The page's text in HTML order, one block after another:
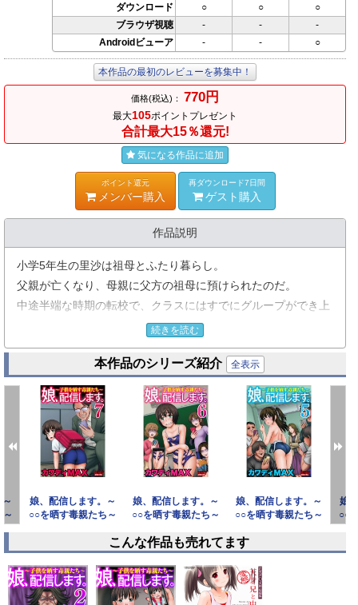
ダウンロード ○ ○
○
ブラウザ視聴
- -
-
Androidビューア
- - ○
本作品の最初のレビューを募集中！
価格(税込)： 770円
最大105ポイントプレゼント
合計最大15％還元!
気になる作品に追加
ポイント還元
メンバー購入
再ダウンロード7日間
ゲスト購入
作品説明
小学5年生の里沙は祖母とふたり暮らし。
父親が亡くなり、母親に父方の祖母に預けられたのだ。
中途半端な時期の転校で、クラスにはすでにグループができ上
がっており、クラスにうまくなじめない里沙。
そんな中、クラスの一軍女子である向井たちは、動画配信を楽
登録者数1000人を超えるも再生数も登録者数も頭打ち。
そんな中、向井は動画にセクシー要素を入れることを検討し、
その担当を探していた！
続きを読む
本作品のシリーズ紹介 全表示
～
娘、配信します。～
○○を晒す毒親たち～
娘、配信します。～
○○を晒す毒親たち～
娘、配信します。～
○○を晒す毒親たち～
娘
○○
prev next
こんな作品も売れてます